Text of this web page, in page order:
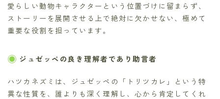
愛らしい動物キャラクターという位置づけに留まらず、
ストーリーを展開させる上で絶対に欠かせない、極めて
重要な役割を担っています。
ジュゼッペの良き理解者であり助言者
ハツカネズミは、ジュゼッペの「トリツカレ」という特
異な性質を、誰よりも深く理解し、心から肯定してくれ